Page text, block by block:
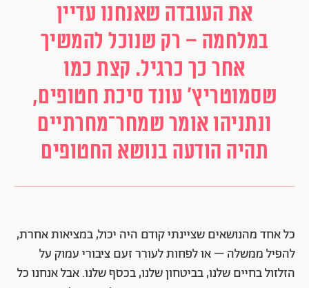
את העובדה שאנחנו עדיין
במלחמה – רק שנוכל להמשיך
אחר כך כרגיל. קצת כמו
שסמוטריץ' עונד סיכת חטופים,
ונתניהו אומר שמחר־מחרתיים
תהיה הודעה בנושא החטופים
כל אחד מהנושאים שציינתי קודם היה יכול, במציאות אחרת,
להפיל ממשלה – או לפחות לעורר זעם ציבורי עמוק על
הזלזול בחיים שלנו, בביטחון שלנו, בכסף שלנו. אבל אנחנו כל